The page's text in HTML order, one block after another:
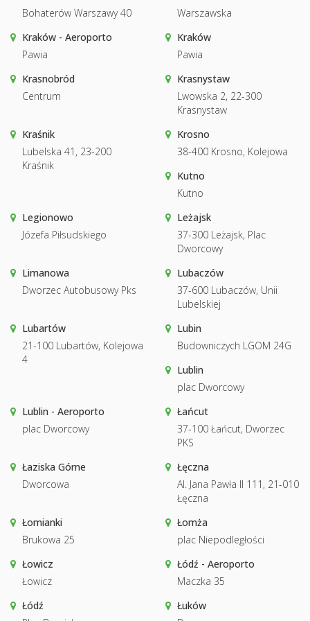
Bohaterów Warszawy 40
Warszawska
Kraków - Aeroporto
Pawia
Kraków
Pawia
Krasnobród
Centrum
Krasnystaw
Lwowska 2, 22-300
Krasnystaw
Kraśnik
Lubelska 41, 23-200
Kraśnik
Krosno
38-400 Krosno, Kolejowa
Kutno
Kutno
Legionowo
Józefa Piłsudskiego
Leżajsk
37-300 Leżajsk, Plac
Dworcowy
Limanowa
Dworzec Autobusowy Pks
Lubaczów
37-600 Lubaczów, Unii
Lubelskiej
Lubartów
21-100 Lubartów, Kolejowa
4
Lubin
Budowniczych LGOM 24G
Lublin
plac Dworcowy
Lublin - Aeroporto
plac Dworcowy
Łańcut
37-100 Łańcut, Dworzec
PKS
Łaziska Górne
Dworcowa
Łęczna
Al. Jana Pawła II 111, 21-010
Łęczna
Łomianki
Brukowa 25
Łomża
plac Niepodległości
Łowicz
Łowicz
Łódź - Aeroporto
Maczka 35
Łódź
Łuków